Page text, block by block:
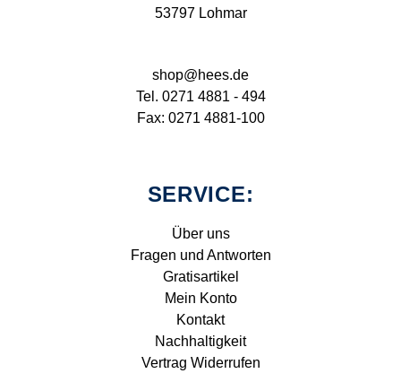
53797 Lohmar
shop@hees.de
Tel. 0271 4881 - 494
Fax: 0271 4881-100
SERVICE:
Über uns
Fragen und Antworten
Gratisartikel
Mein Konto
Kontakt
Nachhaltigkeit
Vertrag Widerrufen